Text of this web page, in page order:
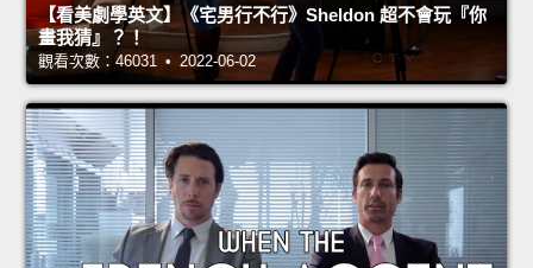
【看美劇學英文】《宅男行不行》Sheldon 超不會玩『你
畫我猜』？！
觀看次數：46031 • 2022-06-02